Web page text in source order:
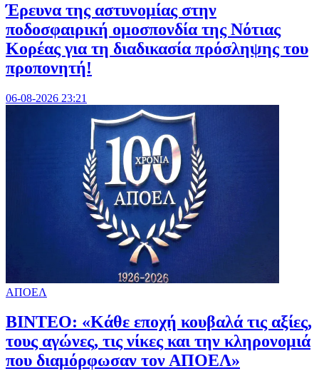
Έρευνα της αστυνομίας στην
ποδοσφαιρική ομοσπονδία της Νότιας
Κορέας για τη διαδικασία πρόσληψης του
προπονητή!
06-08-2026 23:21
ΑΠΟΕΛ
ΒΙΝΤΕΟ: «Κάθε εποχή κουβαλά τις αξίες,
τους αγώνες, τις νίκες και την κληρονομιά
που διαμόρφωσαν τον ΑΠΟΕΛ»